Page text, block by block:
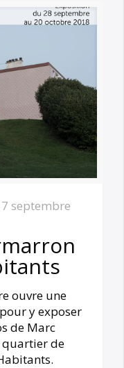
7 septembre
ouvre une
y exposer
de Marc
de